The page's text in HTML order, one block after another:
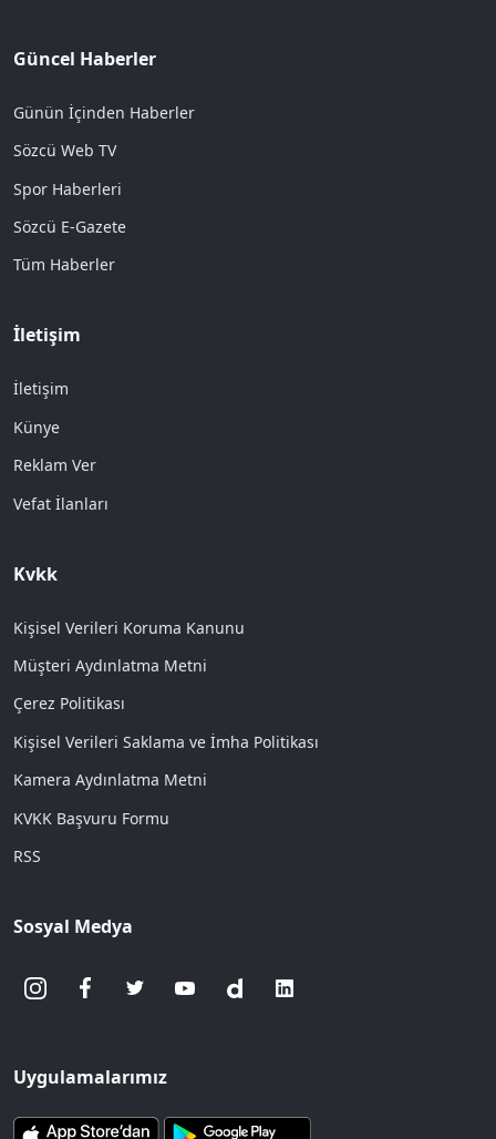
Güncel Haberler
Günün İçinden Haberler
Sözcü Web TV
Spor Haberleri
Sözcü E-Gazete
Tüm Haberler
İletişim
İletişim
Künye
Reklam Ver
Vefat İlanları
Kvkk
Kişisel Verileri Koruma Kanunu
Müşteri Aydınlatma Metni
Çerez Politikası
Kişisel Verileri Saklama ve İmha Politikası
Kamera Aydınlatma Metni
KVKK Başvuru Formu
RSS
Sosyal Medya
Uygulamalarımız